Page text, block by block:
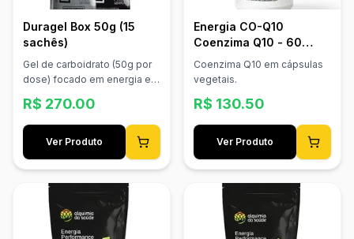
Duragel Box 50g (15
sachês)
Gel de carboidrato (50g por
dose) focado em energia e
endurance para esforços
prolongados.
R$ 270.00
Ver Produto
Energia CO-Q10
Coenzima Q10 - 60
Cápsulas Vegetais
Coenzima Q10 em cápsulas
vegetais.
R$ 130.50
Ver Produto